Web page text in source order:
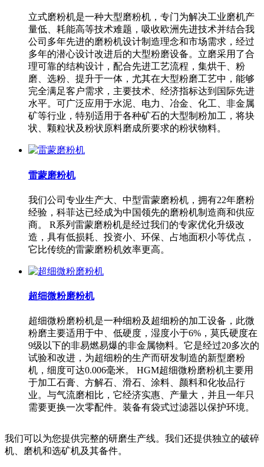
立式磨粉机是一种大型磨粉机，专门为解决工业磨机产
量低、耗能高等技术难题，吸收欧洲先进技术并结合我
公司多年先进的磨粉机设计制造理念和市场需求，经过
多年的潜心设计改进后的大型粉磨设备。立磨采用了合
理可靠的结构设计，配合先进工艺流程，集烘干、粉
磨、选粉、提升于一体，尤其在大型粉磨工艺中，能够
完全满足客户需求，主要技术、经济指标达到国际先进
水平。可广泛应用于水泥、电力、冶金、化工、非金属
矿等行业，特别适用于各种矿石的大型制粉加工，将块
状、颗粒状及粉状原料磨成所要求的粉状物料。
雷蒙磨粉机
我们公司专业生产大、中型雷蒙磨粉机，拥有22年磨粉
经验，科菲达已经成为中国领先的磨粉机制造商和供应
商。 R系列雷蒙磨粉机是经过我们的专家优化升级改
造，具有低损耗、投资小、环保、占地面积小等优点，
它比传统的雷蒙磨粉机效率更高。
超细微粉磨粉机
超细微粉磨粉机是一种细粉及超细粉的加工设备，此微
粉磨主要适用于中、低硬度，湿度小于6%，莫氏硬度在
9级以下的非易燃易爆的非金属物料。它是经过20多次的
试验和改进，为超细粉的生产而研发制造的新型磨粉
机，细度可达0.006毫米。 HGM超细微粉磨粉机主要用
于加工石膏、方解石、滑石、涂料、颜料和化妆品行
业。与气流磨相比，它经济实惠、产量大，并且一年只
需要更换一次零配件。装备有袋式过滤器以保护环境。
我们可以为您提供完整的研磨生产线。我们还提供独立的破碎
机、磨机和选矿机及其备件。